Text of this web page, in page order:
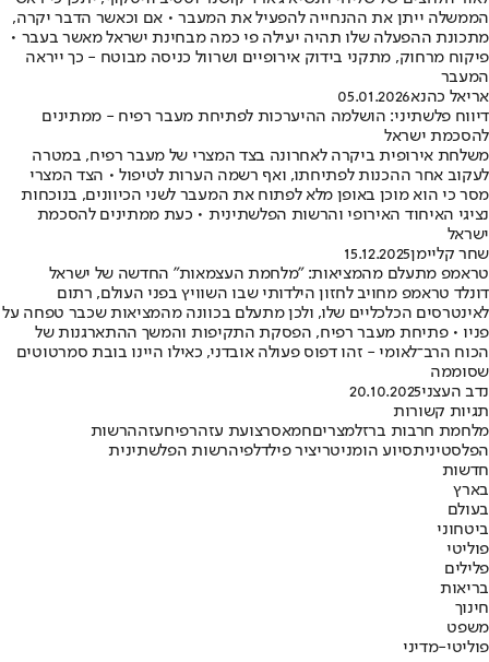
הממשלה ייתן את ההנחייה להפעיל את המעבר • אם וכאשר הדבר יקרה,
מתכונת ההפעלה שלו תהיה יעילה פי כמה מבחינת ישראל מאשר בעבר •
פיקוח מרחוק, מתקני בידוק אירופיים ושרוול כניסה מבוטח - כך ייראה
המעבר
אריאל כהנא05.01.2026
דיווח פלשתיני: הושלמה ההיערכות לפתיחת מעבר רפיח - ממתינים
להסכמת ישראל
משלחת אירופית ביקרה לאחרונה בצד המצרי של מעבר רפיח, במטרה
לעקוב אחר ההכנות לפתיחתו, ואף רשמה הערות לטיפול • הצד המצרי
מסר כי הוא מוכן באופן מלא לפתוח את המעבר לשני הכיוונים, בנוכחות
נציגי האיחוד האירופי והרשות הפלשתינית • כעת ממתינים להסכמת
ישראל
שחר קליימן15.12.2025
טראמפ מתעלם מהמציאות: "מלחמת העצמאות" החדשה של ישראל
דונלד טראמפ מחויב לחזון הילדותי שבו השוויץ בפני העולם, רתום
לאינטרסים הכלכליים שלו, ולכן מתעלם בכוונה מהמציאות שכבר טפחה על
פניו • פתיחת מעבר רפיח, הפסקת התקיפות והמשך ההתארגנות של
הכוח הרב־לאומי - זהו דפוס פעולה אובדני, כאילו היינו בובת סמרטוטים
שסוממה
נדב העצני20.10.2025
תגיות קשורות
מלחמת חרבות ברזלמצריםחמאסרצועת עזהרפיחעזההרשות
הפלסטיניתסיוע הומניטריציר פילדלפיהרשות הפלשתינית
חדשות
בארץ
בעולם
ביטחוני
פוליטי
פלילים
בריאות
חינוך
משפט
פוליטי-מדיני